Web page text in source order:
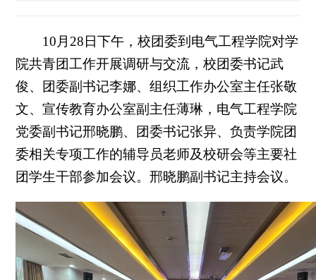
10月28日下午，校团委到电气工程学院对学
院共青团工作开展调研与交流，校团委书记武
俊、团委副书记李娜、组织工作办公室主任张敬
文、宣传教育办公室副主任薄琳，电气工程学院
党委副书记邢晓鹏、团委书记张异、负责学院团
委相关专项工作的辅导员老师及校研会等主要社
团学生干部参加会议。邢晓鹏副书记主持会议。